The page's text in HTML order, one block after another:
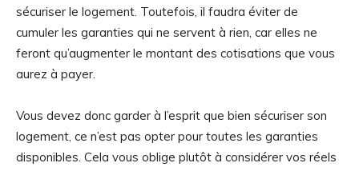
sécuriser le logement. Toutefois, il faudra éviter de
cumuler les garanties qui ne servent à rien, car elles ne
feront qu’augmenter le montant des cotisations que vous
aurez à payer.
Vous devez donc garder à l’esprit que bien sécuriser son
logement, ce n’est pas opter pour toutes les garanties
disponibles. Cela vous oblige plutôt à considérer vos réels